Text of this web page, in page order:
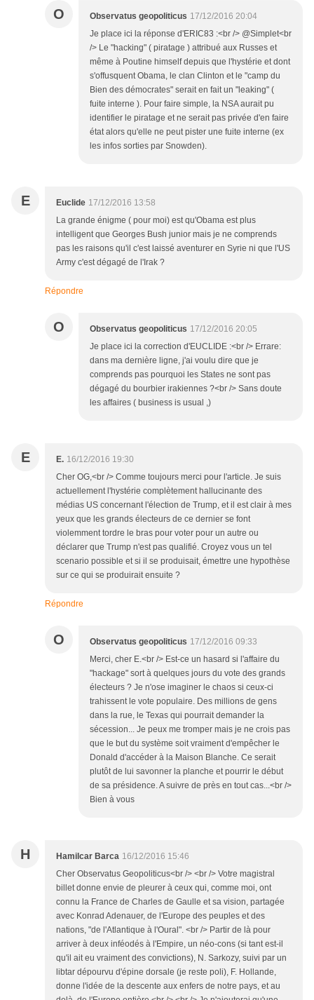
O Observatus geopoliticus 17/12/2016 20:04
Je place ici la réponse d'ERIC83 :<br /> @Simplet<br
/> Le "hacking" ( piratage ) attribué aux Russes et
même à Poutine himself depuis que l'hystérie et dont
s'offusquent Obama, le clan Clinton et le "camp du
Bien des démocrates" serait en fait un "leaking" (
fuite interne ). Pour faire simple, la NSA aurait pu
identifier le piratage et ne serait pas privée d'en faire
état alors qu'elle ne peut pister une fuite interne (ex
les infos sorties par Snowden).
E Euclide 17/12/2016 13:58
La grande énigme ( pour moi) est qu'Obama est plus
intelligent que Georges Bush junior mais je ne comprends
pas les raisons qu'il c'est laissé aventurer en Syrie ni que l'US
Army c'est dégagé de l'Irak ?
Répondre
O Observatus geopoliticus 17/12/2016 20:05
Je place ici la correction d'EUCLIDE :<br /> Errare:
dans ma dernière ligne, j'ai voulu dire que je
comprends pas pourquoi les States ne sont pas
dégagé du bourbier irakiennes ?<br /> Sans doute
les affaires ( business is usual ,)
E E. 16/12/2016 19:30
Cher OG,<br /> Comme toujours merci pour l'article. Je suis
actuellement l'hystérie complètement hallucinante des
médias US concernant l'élection de Trump, et il est clair à mes
yeux que les grands électeurs de ce dernier se font
violemment tordre le bras pour voter pour un autre ou
déclarer que Trump n'est pas qualifié. Croyez vous un tel
scenario possible et si il se produisait, émettre une hypothèse
sur ce qui se produirait ensuite ?
Répondre
O Observatus geopoliticus 17/12/2016 09:33
Merci, cher E.<br /> Est-ce un hasard si l'affaire du
"hackage" sort à quelques jours du vote des grands
électeurs ? Je n'ose imaginer le chaos si ceux-ci
trahissent le vote populaire. Des millions de gens
dans la rue, le Texas qui pourrait demander la
sécession... Je peux me tromper mais je ne crois pas
que le but du système soit vraiment d'empêcher le
Donald d'accéder à la Maison Blanche. Ce serait
plutôt de lui savonner la planche et pourrir le début
de sa présidence. A suivre de près en tout cas...<br />
Bien à vous
H Hamilcar Barca 16/12/2016 15:46
Cher Observatus Geopoliticus<br /> <br /> Votre magistral
billet donne envie de pleurer à ceux qui, comme moi, ont
connu la France de Charles de Gaulle et sa vision, partagée
avec Konrad Adenauer, de l'Europe des peuples et des
nations, "de l'Atlantique à l'Oural". <br /> Partir de là pour
arriver à deux inféodés à l'Empire, un néo-cons (si tant est-il
qu'il ait eu vraiment des convictions), N. Sarkozy, suivi par un
libtar dépourvu d'épine dorsale (je reste poli), F. Hollande,
donne l'idée de la descente aux enfers de notre pays, et au